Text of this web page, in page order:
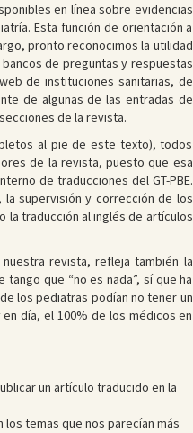
en línea sobre evidencias
Esta función de orientación a
pronto reconocimos la utilidad
de preguntas y respuestas
de instituciones sanitarias, de
de algunas de las entradas de
de la revista.
al pie de este texto), todos
de la revista, puesto que esa
de traducciones del GT-PBE.
supervisión y corrección de los
la traducción al inglés de artículos
revista, refleja también la
que “no es nada”, sí que ha
los pediatras podían no tener un
día, el 100% de los médicos en
un artículo traducido en la
temas que nos parecían más